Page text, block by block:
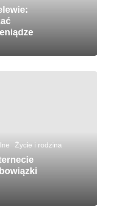
Życie i rodzina